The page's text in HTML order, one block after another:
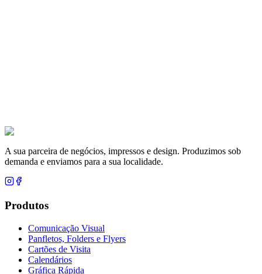
A sua parceira de negócios, impressos e design. Produzimos sob
demanda e enviamos para a sua localidade.
Produtos
Comunicação Visual
Panfletos, Folders e Flyers
Cartões de Visita
Calendários
Gráfica Rápida